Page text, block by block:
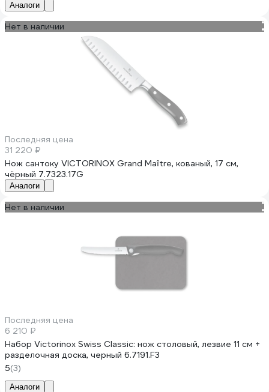
Аналоги
Нет в наличии
Последняя цена
31 220 ₽
Нож сантоку VICTORINOX Grand Maître, кованый, 17 см,
чёрный 7.7323.17G
Аналоги
Нет в наличии
Последняя цена
6 210 ₽
Набор Victorinox Swiss Classic: нож столовый, лезвие 11 см +
разделочная доска, черный 6.7191.F3
5(3)
Аналоги